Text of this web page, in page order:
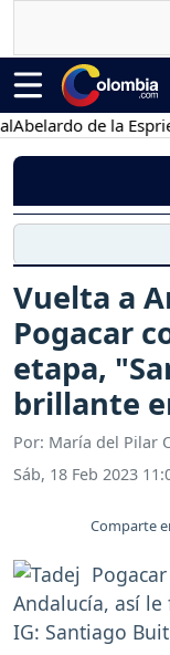
de la Espriella
Vuelta a
Pogacar
etapa,
brillante
Por: María del Pilar
Sáb, 18 Feb 2023
Comparte